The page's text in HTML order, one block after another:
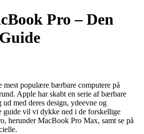
Pro – Den
mest populære bærbare computere på
Apple har skabt en serie af bærbare
med deres design, ydeevne og
guide vil vi dykke ned i de forskellige
herunder MacBook Pro Max, samt se på